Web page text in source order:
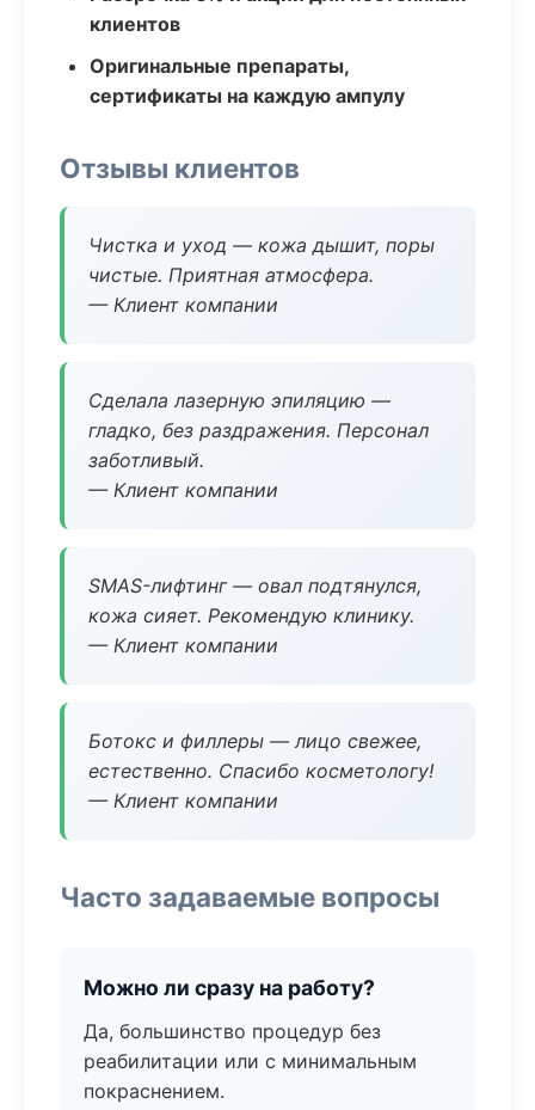
клиентов
Оригинальные препараты,
сертификаты на каждую ампулу
Отзывы клиентов
Чистка и уход — кожа дышит, поры
чистые. Приятная атмосфера.
— Клиент компании
Сделала лазерную эпиляцию —
гладко, без раздражения. Персонал
заботливый.
— Клиент компании
SMAS-лифтинг — овал подтянулся,
кожа сияет. Рекомендую клинику.
— Клиент компании
Ботокс и филлеры — лицо свежее,
естественно. Спасибо косметологу!
— Клиент компании
Часто задаваемые вопросы
Можно ли сразу на работу?
Да, большинство процедур без
реабилитации или с минимальным
покраснением.